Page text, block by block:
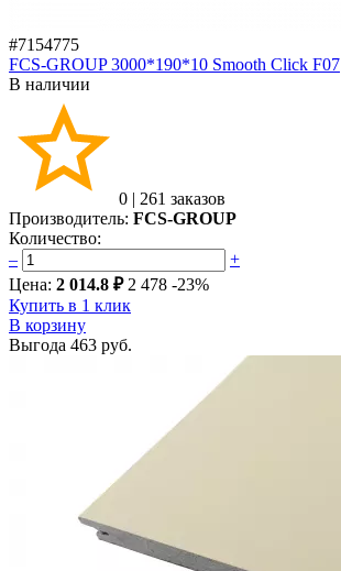
#7154775
FCS-GROUP 3000*190*10 Smooth Click F07
В наличии
0 | 261 заказов
Производитель: FCS-GROUP
Количество:
–
+
Цена: 2 014.8 ₽ 2 478 -23%
Купить в 1 клик
В корзину
Выгода 463 руб.